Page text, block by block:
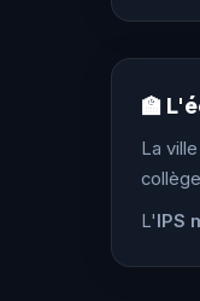
🏫
La
L'IPS